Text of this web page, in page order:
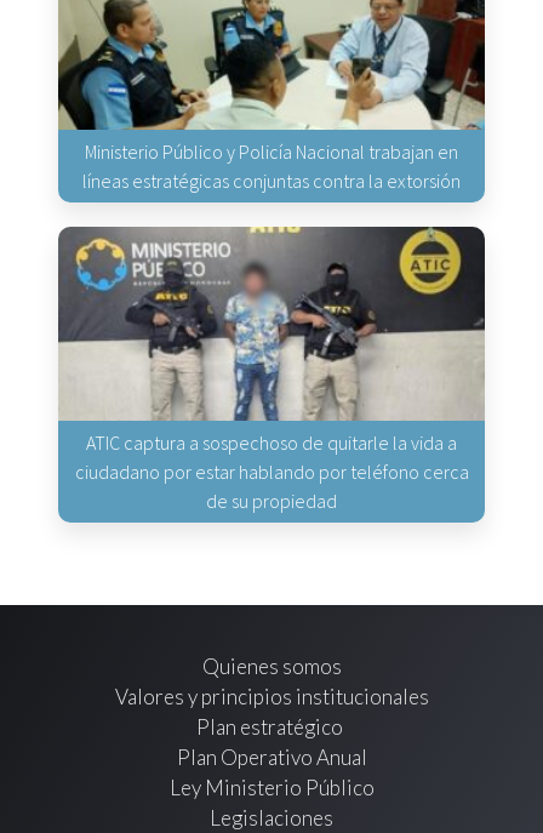
Ministerio Público y Policía Nacional trabajan en
líneas estratégicas conjuntas contra la extorsión
ATIC captura a sospechoso de quitarle la vida a
ciudadano por estar hablando por teléfono cerca
de su propiedad
Quienes somos
Valores y principios institucionales
Plan estratégico
Plan Operativo Anual
Ley Ministerio Público
Legislaciones